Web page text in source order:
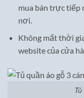
mua bán trực tiếp
nơi.
Không mất thời
website của cửa